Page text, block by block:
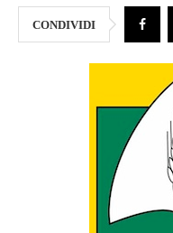
CONDIVIDI